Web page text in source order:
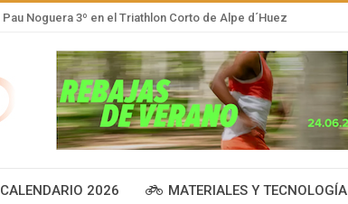
Pau Noguera 3º en el Triathlon Corto de Alpe d´Huez
CALENDARIO 2026 MATERIALES Y TECNOLOGÍA